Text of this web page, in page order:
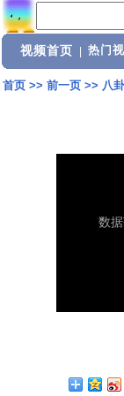
视频首页 热门
首页>> 前一页>> 八